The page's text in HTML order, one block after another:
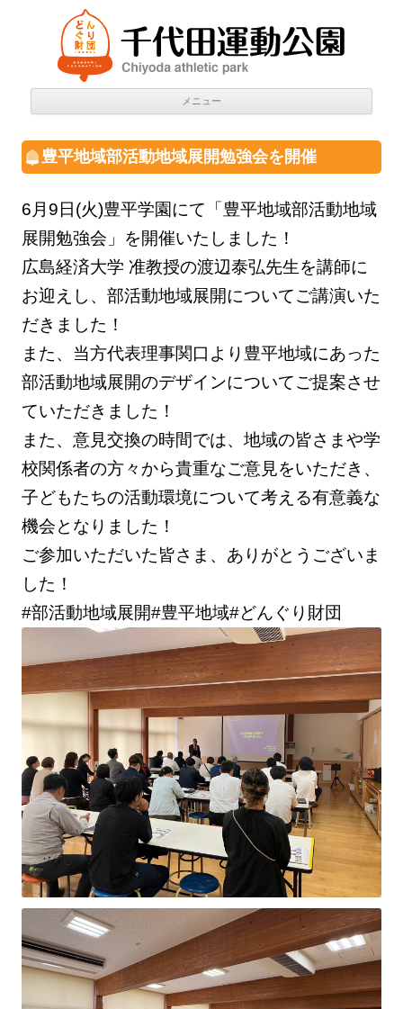
千代田運動公園 メニュー
豊平地域部活動地域展開勉強会を開催
6月9日(火)豊平学園にて「豊平地域部活動地域
展開勉強会」を開催いたしました！
広島経済大学 准教授の渡辺泰弘先生を講師に
お迎えし、部活動地域展開についてご講演いた
だきました！
また、当方代表理事関口より豊平地域にあった
部活動地域展開のデザインについてご提案させ
ていただきました！
また、意見交換の時間では、地域の皆さまや学
校関係者の方々から貴重なご意見をいただき、
子どもたちの活動環境について考える有意義な
機会となりました！
ご参加いただいた皆さま、ありがとうございま
した！
#部活動地域展開#豊平地域#どんぐり財団